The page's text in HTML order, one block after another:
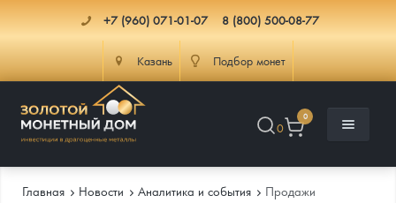
+7 (960) 071-01-07 8 (800) 500-08-77
Казань Подбор монет
0
0
Главная Новости Аналитика и события
Продажи